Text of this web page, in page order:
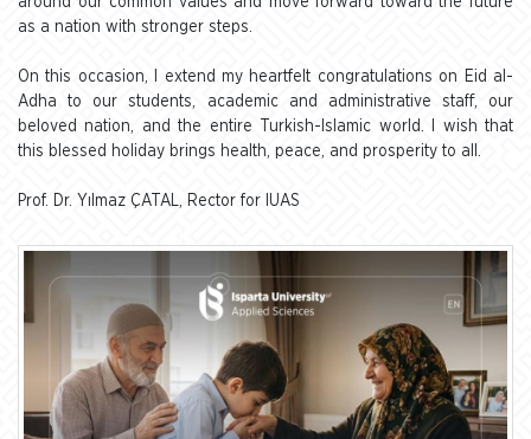
as a nation with stronger steps.
On this occasion, I extend my heartfelt congratulations on Eid al-
Adha to our students, academic and administrative staff, our
beloved nation, and the entire Turkish-Islamic world. I wish that
this blessed holiday brings health, peace, and prosperity to all.
Prof. Dr. Yılmaz ÇATAL, Rector for IUAS